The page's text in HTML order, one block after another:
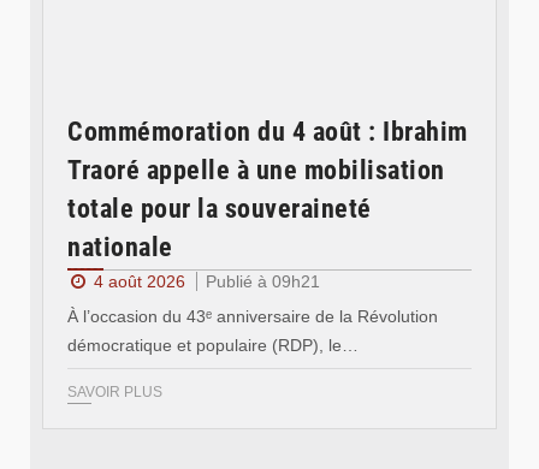
Commémoration du 4 août : Ibrahim
Traoré appelle à une mobilisation
totale pour la souveraineté
nationale
4 août 2026
Publié à 09h21
À l’occasion du 43ᵉ anniversaire de la Révolution
démocratique et populaire (RDP), le…
SAVOIR PLUS